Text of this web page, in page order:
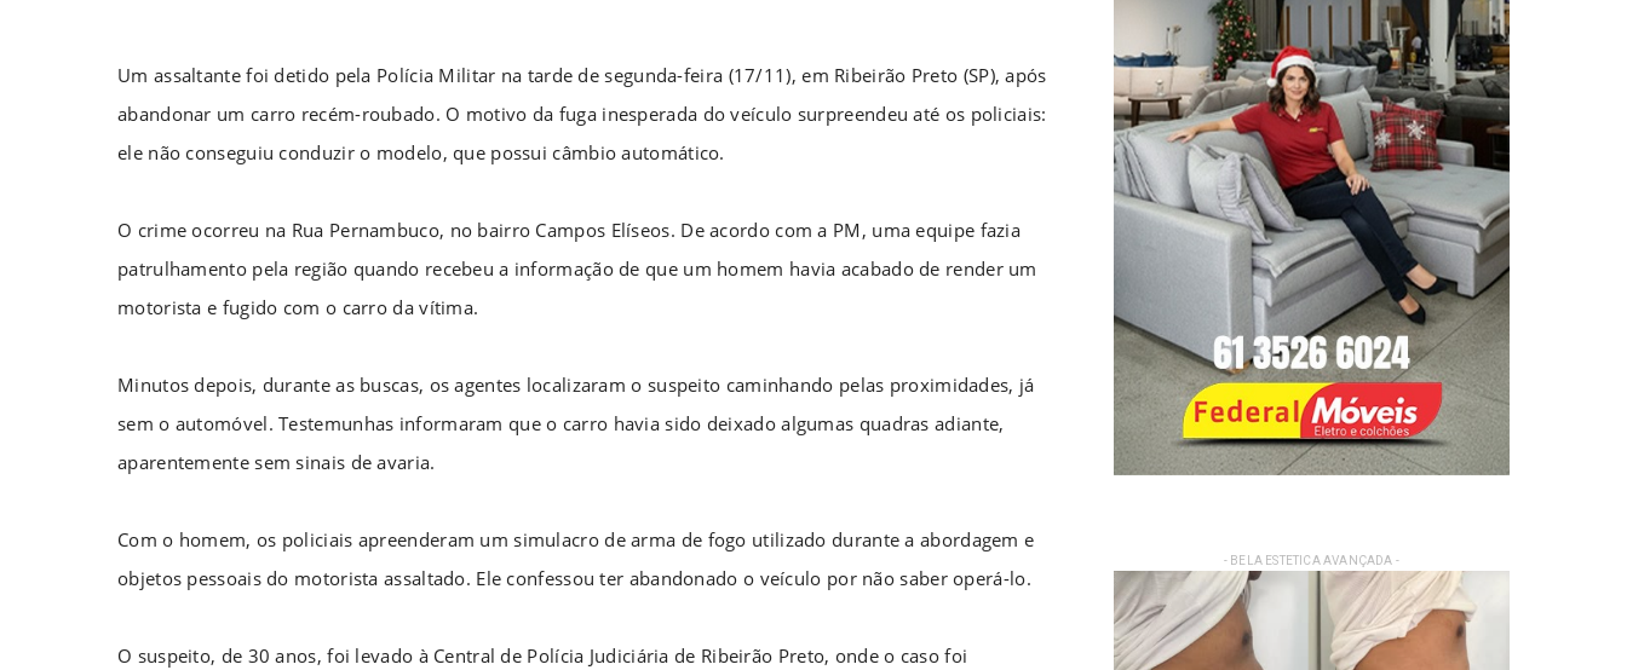
Um assaltante foi detido pela Polícia Militar na tarde de segunda-feira (17/11), em Ribeirão Preto (SP), após
abandonar um carro recém-roubado. O motivo da fuga inesperada do veículo surpreendeu até os policiais:
ele não conseguiu conduzir o modelo, que possui câmbio automático.
O crime ocorreu na Rua Pernambuco, no bairro Campos Elíseos. De acordo com a PM, uma equipe fazia
patrulhamento pela região quando recebeu a informação de que um homem havia acabado de render um
motorista e fugido com o carro da vítima.
Minutos depois, durante as buscas, os agentes localizaram o suspeito caminhando pelas proximidades, já
sem o automóvel. Testemunhas informaram que o carro havia sido deixado algumas quadras adiante,
aparentemente sem sinais de avaria.
Com o homem, os policiais apreenderam um simulacro de arma de fogo utilizado durante a abordagem e
objetos pessoais do motorista assaltado. Ele confessou ter abandonado o veículo por não saber operá-lo.
O suspeito, de 30 anos, foi levado à Central de Polícia Judiciária de Ribeirão Preto, onde o caso foi
- BELA ESTETICA AVANÇADA -